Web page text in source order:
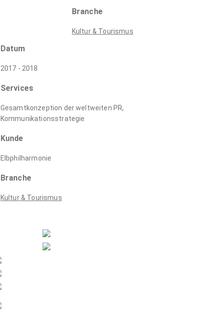
Branche
Kultur & Tourismus
Datum
2017 - 2018
Services
Gesamtkonzeption der weltweiten PR,
Kommunikationsstrategie
Kunde
Elbphilharmonie
Branche
Kultur & Tourismus